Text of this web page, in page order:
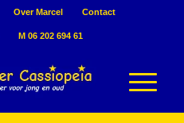
Over Marcel Contact
M 06 202 694 61